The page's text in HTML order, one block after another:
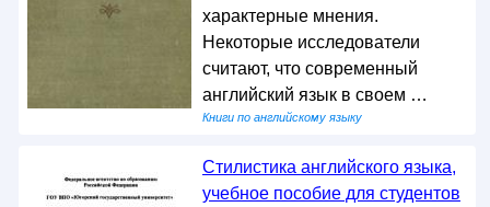
характерные мнения.
Некоторые исследователи
считают, что современный
английский язык в своем …
Книги по английскому языку
Стилистика английского языка,
учебное пособие для студентов